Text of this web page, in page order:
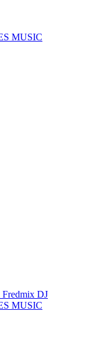
MUSIC
DJ
MUSIC